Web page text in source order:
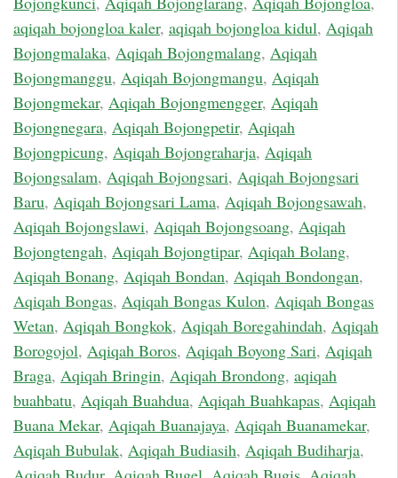
aqiqah bojongloa kaler, aqiqah bojongloa kidul, Aqiqah
Bojongmalaka, Aqiqah Bojongmalang, Aqiqah
Bojongmanggu, Aqiqah Bojongmangu, Aqiqah
Bojongmekar, Aqiqah Bojongmengger, Aqiqah
Bojongnegara, Aqiqah Bojongpetir, Aqiqah
Bojongpicung, Aqiqah Bojongraharja, Aqiqah
Bojongsalam, Aqiqah Bojongsari, Aqiqah Bojongsari
Baru, Aqiqah Bojongsari Lama, Aqiqah Bojongsawah,
Aqiqah Bojongslawi, Aqiqah Bojongsoang, Aqiqah
Bojongtengah, Aqiqah Bojongtipar, Aqiqah Bolang,
Aqiqah Bonang, Aqiqah Bondan, Aqiqah Bondongan,
Aqiqah Bongas, Aqiqah Bongas Kulon, Aqiqah Bongas
Wetan, Aqiqah Bongkok, Aqiqah Boregahindah, Aqiqah
Borogojol, Aqiqah Boros, Aqiqah Boyong Sari, Aqiqah
Braga, Aqiqah Bringin, Aqiqah Brondong, aqiqah
buahbatu, Aqiqah Buahdua, Aqiqah Buahkapas, Aqiqah
Buana Mekar, Aqiqah Buanajaya, Aqiqah Buanamekar,
Aqiqah Bubulak, Aqiqah Budiasih, Aqiqah Budiharja,